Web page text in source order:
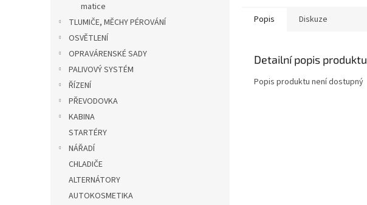
matice
TLUMIČE, MĚCHY PÉROVÁNÍ
OSVĚTLENÍ
OPRAVÁRENSKÉ SADY
PALIVOVÝ SYSTÉM
ŘÍZENÍ
PŘEVODOVKA
KABINA
STARTÉRY
NÁŘADÍ
CHLADIČE
ALTERNÁTORY
AUTOKOSMETIKA
Popis Diskuze
Detailní popis produktu
Popis produktu není dostupný